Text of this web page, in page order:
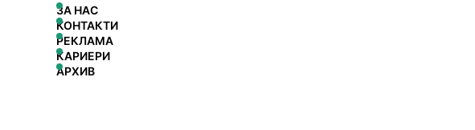
ЗА НАС
КОНТАКТИ
РЕКЛАМА
КАРИЕРИ
АРХИВ